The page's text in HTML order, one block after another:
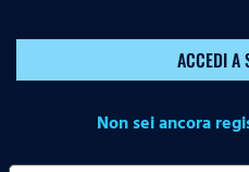
ACCEDI A
Non sei ancora